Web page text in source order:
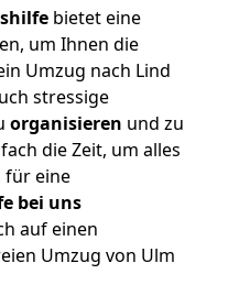
bietet eine
um Ihnen die
Umzug nach Lind
stressige
organisieren und zu
die Zeit, um alles
für eine
bei uns
auf einen
Umzug von Ulm